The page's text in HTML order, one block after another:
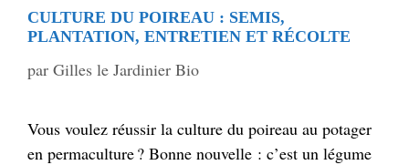
CULTURE DU POIREAU : SEMIS,
PLANTATION, ENTRETIEN ET RÉCOLTE
par Gilles le Jardinier Bio
Vous voulez réussir la culture du poireau au potager
en permaculture ? Bonne nouvelle : c’est un légume